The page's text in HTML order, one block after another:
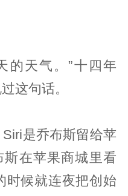
的天气。”十四年
这句话。
是乔布斯留给苹
斯在苹果商城里看
时候就连夜把创始